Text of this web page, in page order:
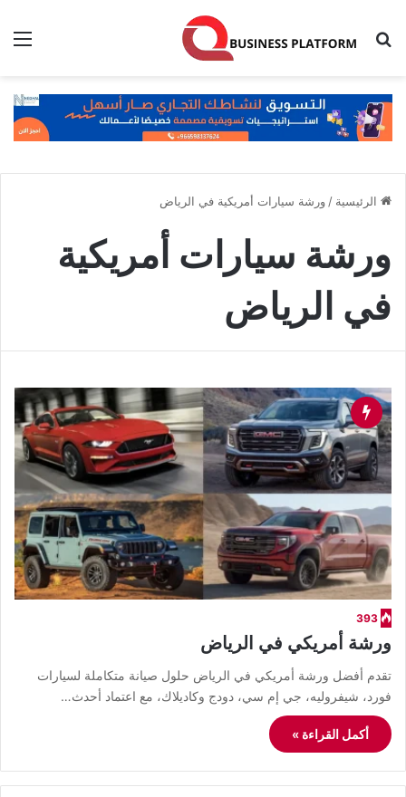
بحث عن
الرئيسية / ورشة سيارات أمريكية في الرياض
ورشة سيارات أمريكية
في الرياض
393
ورشة أمريكي في الرياض
تقدم أفضل ورشة أمريكي في الرياض حلول صيانة متكاملة لسيارات
فورد، شيفروليه، جي إم سي، دودج وكاديلاك، مع اعتماد أحدث…
أكمل القراءة »